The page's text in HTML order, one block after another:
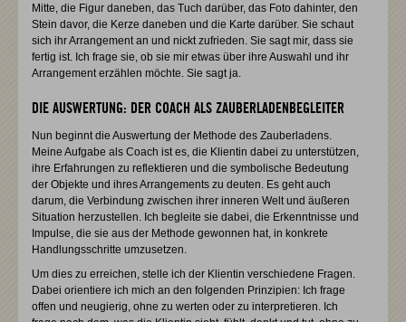
Mitte, die Figur daneben, das Tuch darüber, das Foto dahinter, den
Stein davor, die Kerze daneben und die Karte darüber. Sie schaut
sich ihr Arrangement an und nickt zufrieden. Sie sagt mir, dass sie
fertig ist. Ich frage sie, ob sie mir etwas über ihre Auswahl und ihr
Arrangement erzählen möchte. Sie sagt ja.
DIE AUSWERTUNG: DER COACH ALS ZAUBERLADENBEGLEITER
Nun beginnt die Auswertung der Methode des Zauberladens.
Meine Aufgabe als Coach ist es, die Klientin dabei zu unterstützen,
ihre Erfahrungen zu reflektieren und die symbolische Bedeutung
der Objekte und ihres Arrangements zu deuten. Es geht auch
darum, die Verbindung zwischen ihrer inneren Welt und äußeren
Situation herzustellen. Ich begleite sie dabei, die Erkenntnisse und
Impulse, die sie aus der Methode gewonnen hat, in konkrete
Handlungsschritte umzusetzen.
Um dies zu erreichen, stelle ich der Klientin verschiedene Fragen.
Dabei orientiere ich mich an den folgenden Prinzipien: Ich frage
offen und neugierig, ohne zu werten oder zu interpretieren. Ich